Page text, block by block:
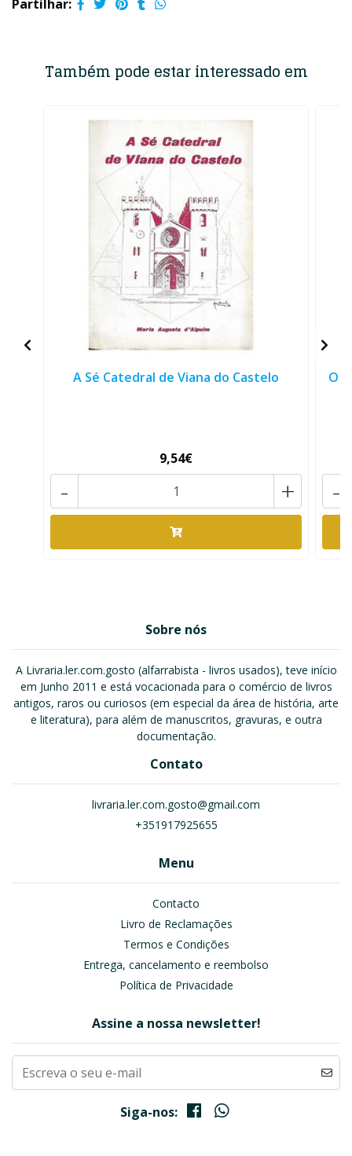
Partilhar:
Também pode estar interessado em
A Sé Catedral de Viana do Castelo
9,54€
+
-
O
-
Sobre nós
A Livraria.ler.com.gosto (alfarrabista - livros usados), teve início
em Junho 2011 e está vocacionada para o comércio de livros
antigos, raros ou curiosos (em especial da área de história, arte
e literatura), para além de manuscritos, gravuras, e outra
documentação.
Contato
livraria.ler.com.gosto@gmail.com
+351917925655
Menu
Contacto
Livro de Reclamações
Termos e Condições
Entrega, cancelamento e reembolso
Política de Privacidade
Assine a nossa newsletter!
Siga-nos: